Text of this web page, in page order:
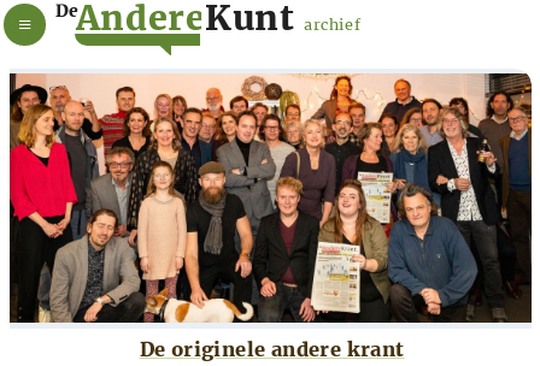
DeAndereKunt archief
De originele andere krant